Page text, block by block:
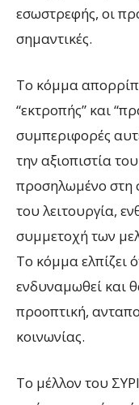
εσωστρεφής, οι
σημαντικές.
Το κόμμα
“εκτροπής” και
συμπεριφορές
την αξιοπιστία
προσηλωμένο στη
του λειτουργία,
συμμετοχή των
Το κόμμα ελπίζει
ενδυναμωθεί και
προοπτική,
κοινωνίας.
Το μέλλον του